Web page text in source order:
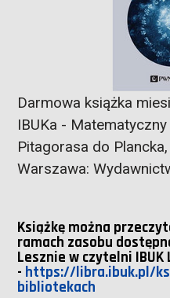
Darmowa książka
IBUKa -
Pitagorasa do
Warszawa:
Książkę można
ramach zasobu
Lesznie w czytelni IBUK
- https://libra.ibuk.pl/
bibliotekach